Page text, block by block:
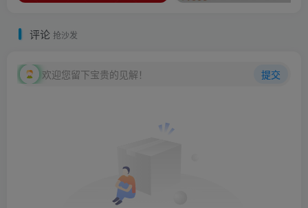
评论 抢沙发
欢迎您留下宝贵的见解！ 提交